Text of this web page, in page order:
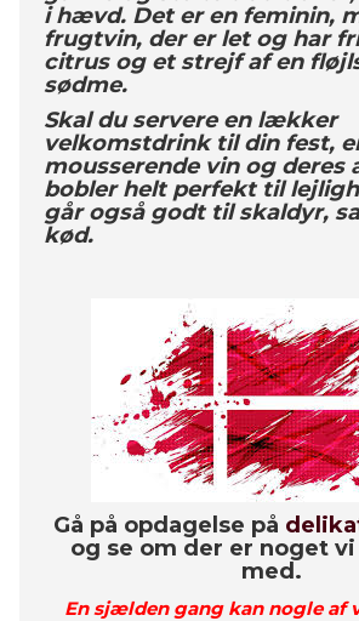
i hævd. Det er en feminin,
frugtvin, der er let og har
citrus og et strejf af en
sødme.
Skal du servere en lækker
velkomstdrink til din fest,
mousserende vin og deres
bobler helt perfekt til
går også godt til skaldyr,
kød.
Gå på opdagelse på
og se om der er noget
med.
En sjælden gang kan nogle af